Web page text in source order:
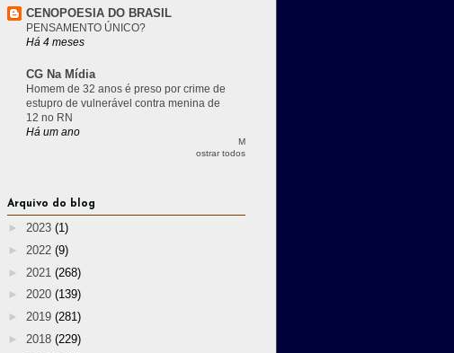
CENOPOESIA DO BRASIL
PENSAMENTO ÚNICO?
Há 4 meses
CG Na Mídia
Homem de 32 anos é preso por crime de
estupro de vulnerável contra menina de
12 no RN
Há um ano
M
ostrar todos
Arquivo do blog
► 2023 (1)
► 2022 (9)
► 2021 (268)
► 2020 (139)
► 2019 (281)
► 2018 (229)